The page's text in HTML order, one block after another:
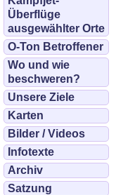
Überflüge
ausgewählter Orte
O-Ton Betroffener
Wo und wie
beschweren?
Unsere Ziele
Karten
Bilder / Videos
Infotexte
Archiv
Satzung